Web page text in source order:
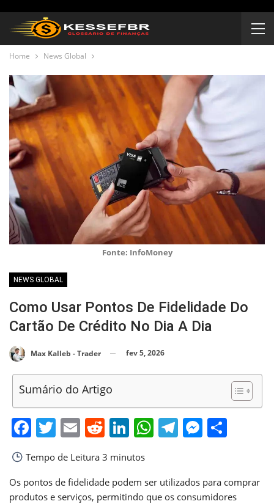
Home News Global
Fonte: InfoMoney
NEWS GLOBAL
Como Usar Pontos De Fidelidade Do
Cartão De Crédito No Dia A Dia
Max Kalleb - Trader fev 5, 2026
Sumário do Artigo
Facebook
Twitter
EmailReddit
LinkedIn
WhatsApp
Telegram
Tempo de Leitura 3 minutos
Os pontos de fidelidade podem ser utilizados para comprar
produtos e serviços, permitindo que os consumidores